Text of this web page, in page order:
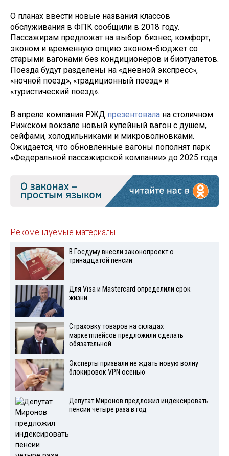
О планах ввести новые названия классов
обслуживания в ФПК сообщили в 2018 году.
Пассажирам предложат на выбор: бизнес, комфорт,
эконом и временную опцию эконом-бюджет со
старыми вагонами без кондиционеров и биотуалетов.
Поезда будут разделены на «дневной экспресс»,
«ночной поезд», «традиционный поезд» и
«туристический поезд».
В апреле компания РЖД презентовала на столичном
Рижском вокзале новый купейный вагон с душем,
сейфами, холодильниками и микроволновками.
Ожидается, что обновленные вагоны пополнят парк
«Федеральной пассажирской компании» до 2025 года.
Рекомендуемые материалы
В Госдуму внесли законопроект о
тринадцатой пенсии
Для Visа и Mastercard определили срок
жизни
Страховку товаров на складах
маркетплейсов предложили сделать
обязательной
Эксперты призвали не ждать новую волну
блокировок VPN осенью
Депутат Миронов предложил индексировать
пенсии четыре раза в год